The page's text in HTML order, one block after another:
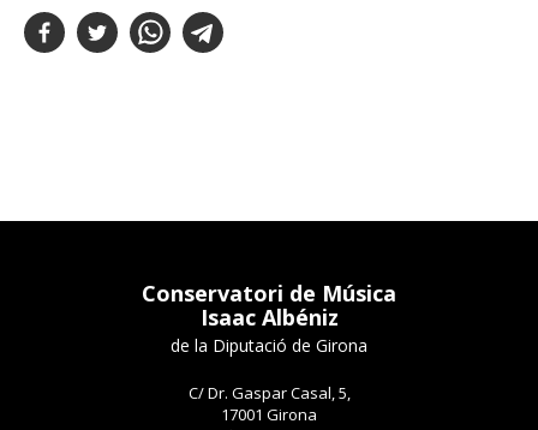
Conservatori de Música
Isaac Albéniz
de la Diputació de Girona
C/ Dr. Gaspar Casal, 5,
17001 Girona